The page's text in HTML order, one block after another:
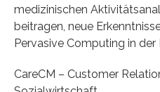
medizinischen
beitragen, neue
Pervasive Computing in der
CareCM – Customer